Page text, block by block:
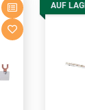
AUF